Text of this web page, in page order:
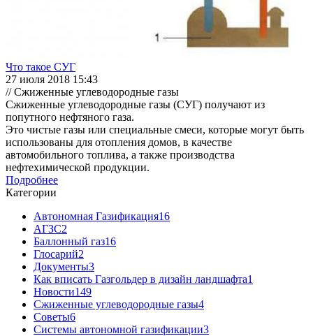
Что такое СУГ
27 июля 2018 15:43
// Сжиженные углеводородные газы
Сжиженные углеводородные газы (СУГ) получают из
попутного нефтяного газа.
Это чистые газы или специальные смеси, которые могут быть
использованы для отопления домов, в качестве
автомобильного топлива, а также производства
нефтехимической продукции.
Подробнее
Категории
Автономная Газификация16
АГЗС2
Баллонный газ16
Глосарий2
Документы3
Как вписать Газгольдер в дизайн ландшафта1
Новости149
Сжиженные углеводородные газы4
Советы6
Cистемы автономной газификации3